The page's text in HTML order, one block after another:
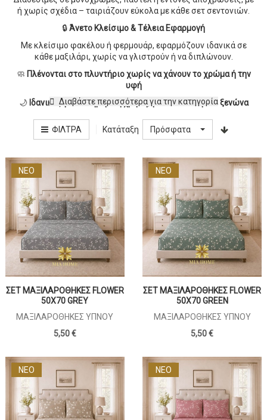
ή χωρίς σχέδια – ταιριάζουν εύκολα με κάθε σετ σεντονιών.
🔒Άνετο Κλείσιμο & Τέλεια Εφαρμογή
Με κλείσιμο φακέλου ή φερμουάρ, εφαρμόζουν ιδανικά σε
κάθε μαξιλάρι, χωρίς να γλιστρούν ή να διπλώνουν.
🧼 Πλένονται στο πλυντήριο χωρίς να χάνουν το χρώμα ή την
υφή
🌙 Ιδανικές για καθημερινή χρήση, για το σπίτι ή τον ξενώνα
Διαβάστε περισσότερα για την κατηγορία
ΦΊΛΤΡΑ Κατάταξη Πρόσφατα
ΝΕΟ
ΣΕΤ ΜΑΞΙΛΑΡΟΘΗΚΕΣ FLOWER
50X70 GREY
ΜΑΞΙΛΑΡΟΘΉΚΕΣ ΎΠΝΟΥ
5,50 €
ΝΕΟ
ΣΕΤ ΜΑΞΙΛΑΡΟΘΗΚΕΣ FLOWER
50X70 GREEN
ΜΑΞΙΛΑΡΟΘΉΚΕΣ ΎΠΝΟΥ
5,50 €
ΝΕΟ ΝΕΟ